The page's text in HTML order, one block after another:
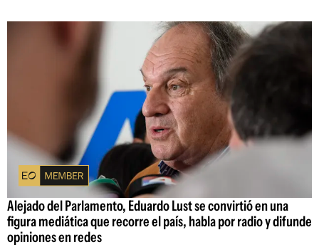
Alejado del Parlamento, Eduardo Lust se convirtió en una
figura mediática que recorre el país, habla por radio y difunde
opiniones en redes